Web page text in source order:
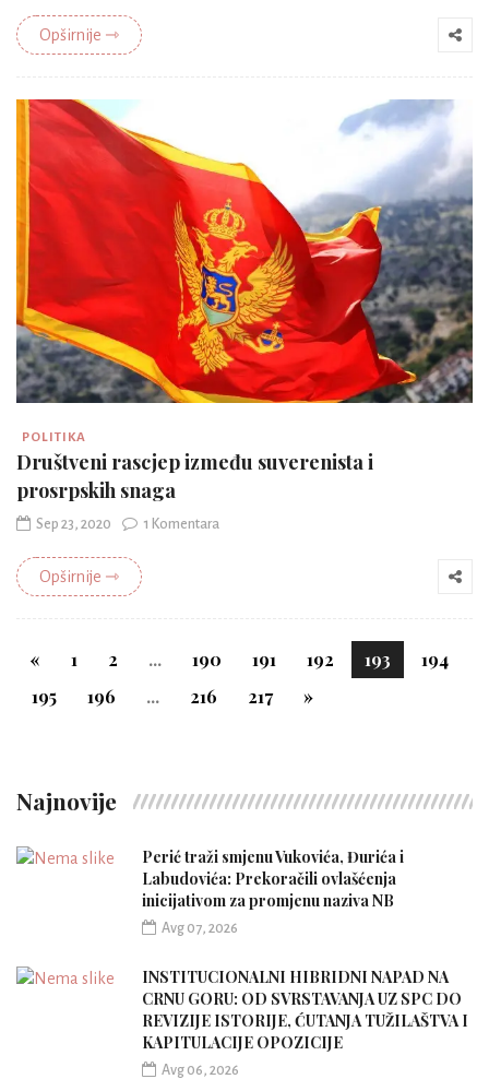
Opširnije ⇾
POLITIKA
Društveni rascjep između suverenista i
prosrpskih snaga
Sep 23, 2020 1 Komentara
Opširnije ⇾
« 1 2 ... 190 191 192 193
194
195
196 ... 216 217 »
Najnovije
Perić traži smjenu Vukovića, Đurića i
Labudovića: Prekoračili ovlašćenja
inicijativom za promjenu naziva NB
Avg 07, 2026
INSTITUCIONALNI HIBRIDNI NAPAD NA
CRNU GORU: OD SVRSTAVANJA UZ SPC DO
REVIZIJE ISTORIJE, ĆUTANJA TUŽILAŠTVA I
KAPITULACIJE OPOZICIJE
Avg 06, 2026